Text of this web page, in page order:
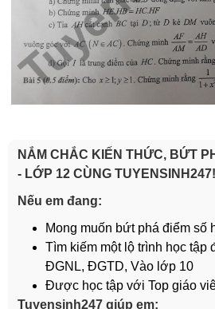
NẮM CHẮC KIẾN THỨC, BỨT
- LỚP 12 CÙNG TUYENSINH247!
Nếu em đang:
Mong muốn bứt phá điểm số
Tìm kiếm một lộ trình học tập
ĐGNL, ĐGTD, Vào lớp 10
Được học tập với Top giáo
Tuyensinh247 giúp em: